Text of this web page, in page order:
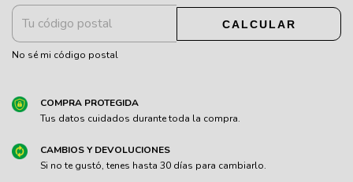
CALCULAR
No sé mi código postal
COMPRA PROTEGIDA
Tus datos cuidados durante toda la compra.
CAMBIOS Y DEVOLUCIONES
Si no te gustó, tenes hasta 30 días para cambiarlo.